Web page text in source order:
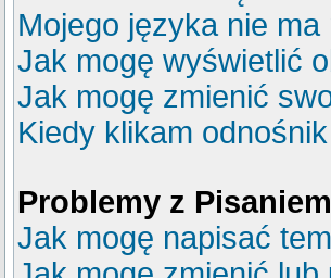
Mojego języka nie ma
Jak mogę wyświetlić
Jak mogę zmienić
Kiedy klikam
Problemy z Pisaniem
Jak mogę napisać